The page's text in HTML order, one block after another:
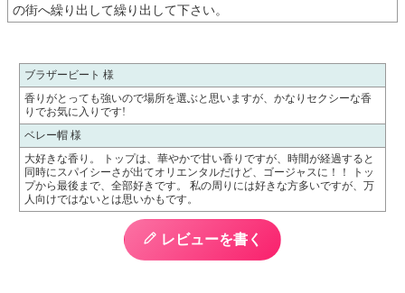
の街へ繰り出して繰り出して下さい。
ブラザービート 様
香りがとっても強いので場所を選ぶと思いますが、かなりセクシーな香
りでお気に入りです!
ベレー帽 様
大好きな香り。 トップは、華やかで甘い香りですが、時間が経過すると
同時にスパイシーさが出てオリエンタルだけど、ゴージャスに！！ トッ
プから最後まで、全部好きです。 私の周りには好きな方多いですが、万
人向けではないとは思いかもです。
レビューを書く